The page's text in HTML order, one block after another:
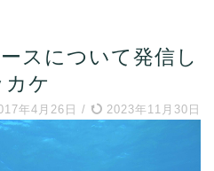
スについて発信し
ケ
年4月26日 / 2023年11月30日